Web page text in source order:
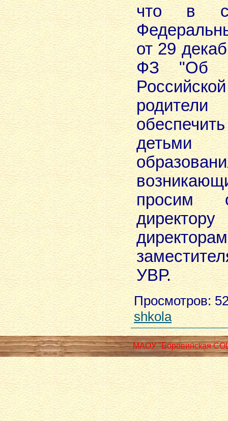
что в
от 29
ФЗ "Об
просим
УВР.
Просмотров:
shkola
МАОУ "Боровинская